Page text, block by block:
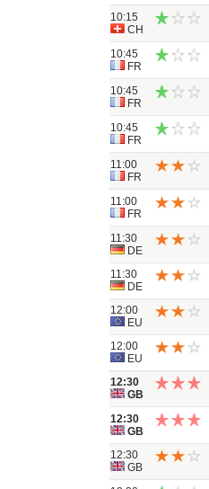
10:15
CH
10:45
FR
10:45
FR
10:45
FR
11:00
FR
11:00
FR
11:30
DE
11:30
DE
12:00
EU
12:00
EU
12:30
GB
12:30
GB
12:30
GB